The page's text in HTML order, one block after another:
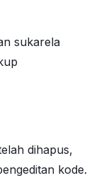
sukarela
dihapus,
kode.